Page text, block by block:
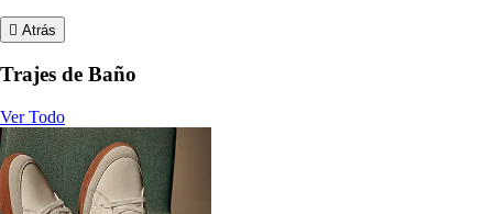
Atrás
Trajes de Baño
Ver Todo